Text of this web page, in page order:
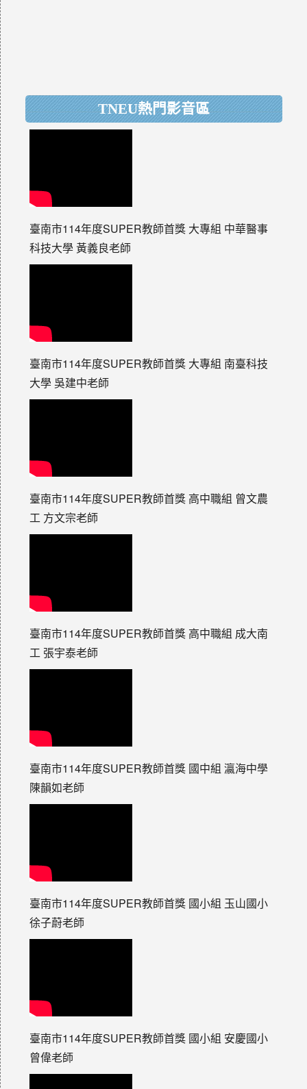
TNEU熱門影音區
臺南市114年度SUPER教師首獎 大專組 中華醫事
科技大學 黃義良老師
臺南市114年度SUPER教師首獎 大專組 南臺科技
大學 吳建中老師
臺南市114年度SUPER教師首獎 高中職組 曾文農
工 方文宗老師
臺南市114年度SUPER教師首獎 高中職組 成大南
工 張宇泰老師
臺南市114年度SUPER教師首獎 國中組 瀛海中學
陳韻如老師
臺南市114年度SUPER教師首獎 國小組 玉山國小
徐子蔚老師
臺南市114年度SUPER教師首獎 國小組 安慶國小
曾偉老師